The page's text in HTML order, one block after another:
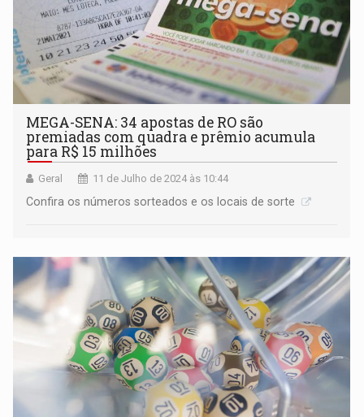
MEGA-SENA: 34 apostas de RO são
premiadas com quadra e prêmio acumula
para R$ 15 milhões
Geral 11 de Julho de 2024 às 10:44
Confira os números sorteados e os locais de sorte